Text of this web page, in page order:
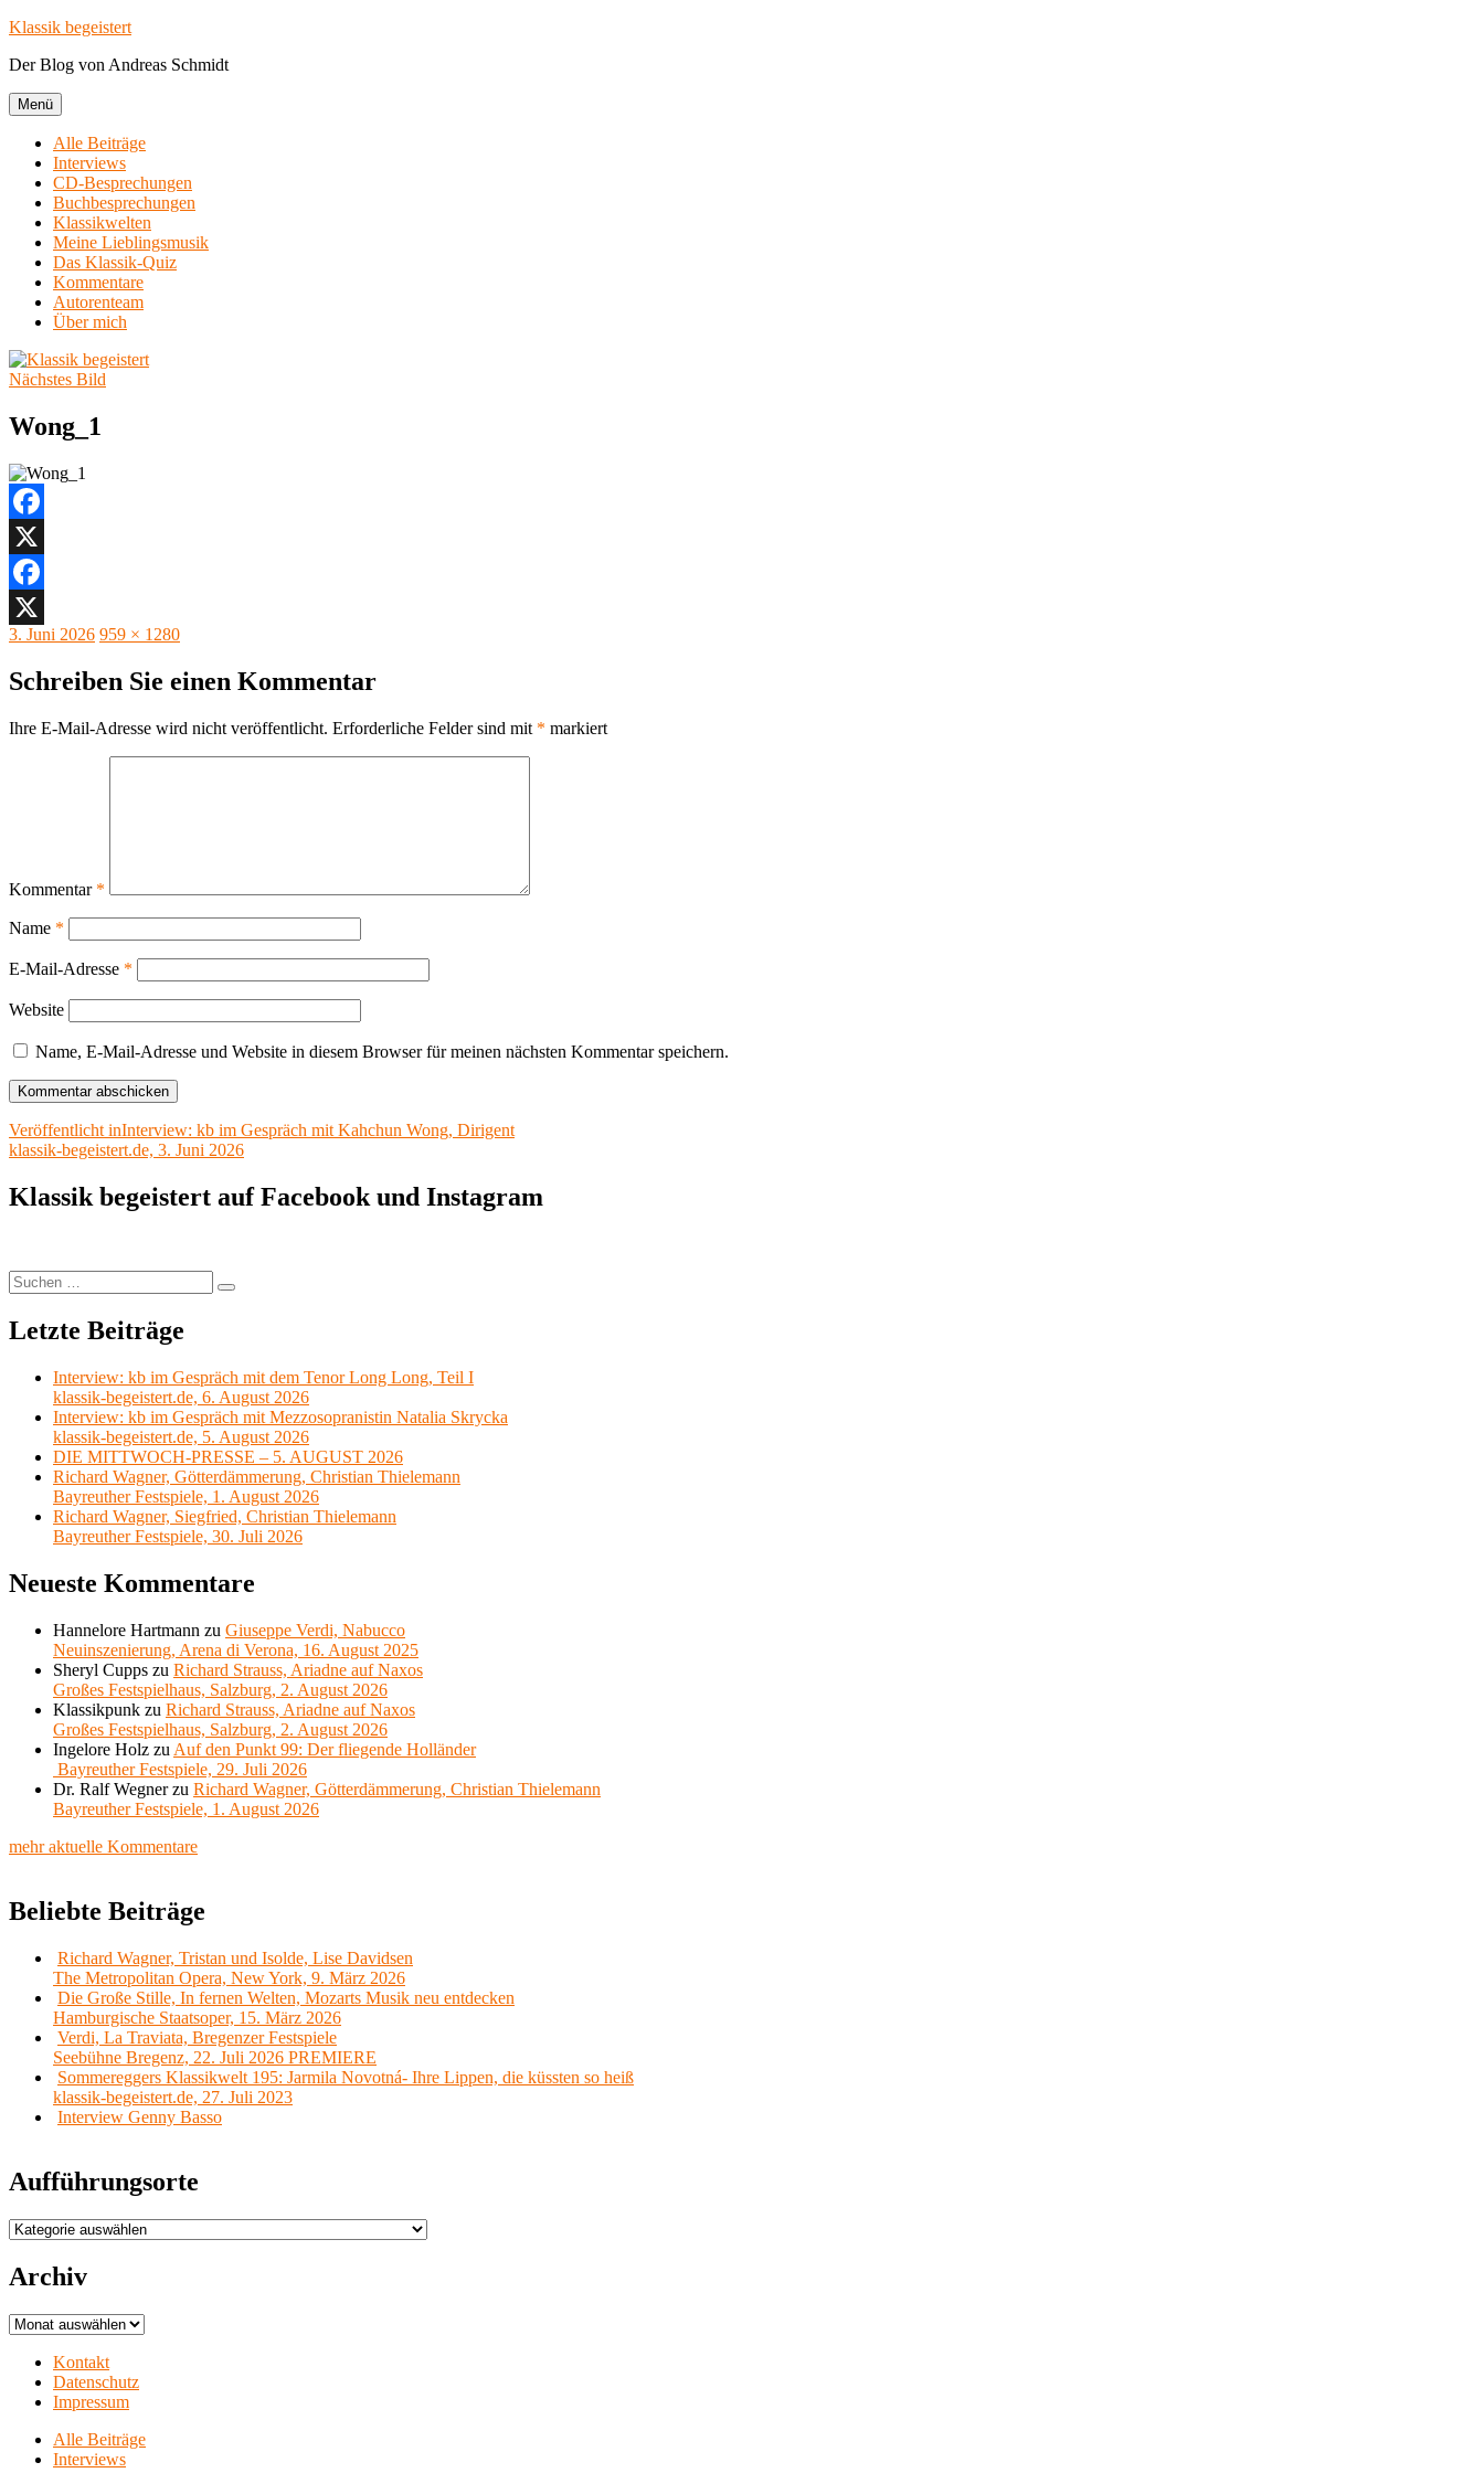
Zum
springen
Klassik begeistert
Der Blog von Andreas Schmidt
Menü
Alle Beiträge
Interviews
CD-Besprechungen
Buchbesprechungen
Klassikwelten
Meine Lieblingsmusik
Das Klassik-Quiz
Kommentare
Autorenteam
Über mich
Nächstes Bild
Wong_1
Facebook
X
Facebook
X
Veröffentlicht
3. Juni 2026 Originalgröße
959 × 1280
Schreiben Sie einen Kommentar
Ihre E-Mail-Adresse wird nicht veröffentlicht. Erforderliche Felder sind mit * markiert
Kommentar *
Name *
E-Mail-Adresse *
Website
Name, E-Mail-Adresse und Website in diesem Browser für meinen nächsten Kommentar speichern.
Beitragsnavigation
Veröffentlicht inInterview: kb im Gespräch mit Kahchun Wong, Dirigent
klassik-begeistert.de, 3. Juni 2026
Klassik begeistert auf Facebook und Instagram
Suchen
nach:
Suchen
Letzte Beiträge
Interview: kb im Gespräch mit dem Tenor Long Long, Teil I
klassik-begeistert.de, 6. August 2026
Interview: kb im Gespräch mit Mezzosopranistin Natalia Skrycka
klassik-begeistert.de, 5. August 2026
DIE MITTWOCH-PRESSE – 5. AUGUST 2026
Richard Wagner, Götterdämmerung, Christian Thielemann
Bayreuther Festspiele, 1. August 2026
Richard Wagner, Siegfried, Christian Thielemann
Bayreuther Festspiele, 30. Juli 2026
Neueste Kommentare
Hannelore Hartmann zu Giuseppe Verdi, Nabucco
Neuinszenierung, Arena di Verona, 16. August 2025
Sheryl Cupps zu Richard Strauss, Ariadne auf Naxos
Großes Festspielhaus, Salzburg, 2. August 2026
Klassikpunk zu Richard Strauss, Ariadne auf Naxos
Großes Festspielhaus, Salzburg, 2. August 2026
Ingelore Holz zu Auf den Punkt 99: Der fliegende Holländer
Bayreuther Festspiele, 29. Juli 2026
Dr. Ralf Wegnerzu Richard Wagner, Götterdämmerung, Christian Thielemann
Bayreuther Festspiele, 1. August 2026
mehr aktuelle Kommentare
Beliebte Beiträge
Richard Wagner, Tristan und Isolde, Lise Davidsen
The Metropolitan Opera, New York, 9. März 2026
Die Große Stille, In fernen Welten, Mozarts Musik neu entdecken
Hamburgische Staatsoper, 15. März 2026
Verdi, La Traviata, Bregenzer Festspiele
Seebühne Bregenz, 22. Juli 2026 PREMIERE
Sommereggers Klassikwelt 195: Jarmila Novotná- Ihre Lippen, die küssten so heiß
klassik-begeistert.de, 27. Juli 2023
Interview Genny Basso
Aufführungsorte
Aufführungsorte
Archiv
Archiv
Kontakt
Datenschutz
Impressum
Alle Beiträge
Interviews